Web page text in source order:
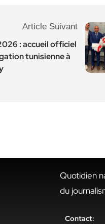
Article Suivant
: accueil officiel
tunisienne à
Quotidien
du
Contact: